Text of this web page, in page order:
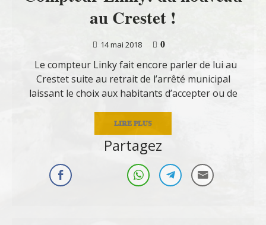
au Crestet !
14 mai 2018
0
Le compteur Linky fait encore parler de lui au
Crestet suite au retrait de l’arrêté municipal
laissant le choix aux habitants d’accepter ou de
LIRE PLUS
Partagez